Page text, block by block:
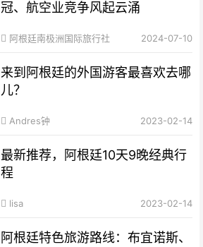
冠、航空业竞争风起云涌
阿根廷南极洲国际旅行社 2024-07-10
来到阿根廷的外国游客最喜欢去哪
儿？
Andres钟 2023-02-14
最新推荐，阿根廷10天9晚经典行
程
lisa 2023-02-14
阿根廷特色旅游路线：布宜诺斯、